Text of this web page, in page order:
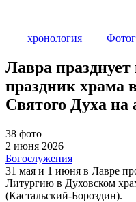
хронология
Лавра
праздник храма
Святого Духа на
38 фото
2 июня 2026
Богослужения
31 мая и 1 июня в Лавре
Литургию в Духовском
(Кастальский-Бороздин).